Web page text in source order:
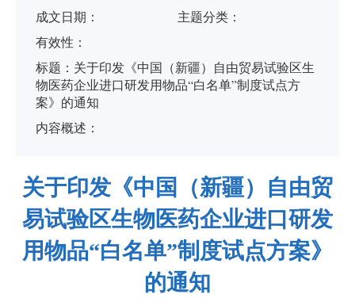
成文日期：
主题分类：
有效性：
标题： 关于印发《中国（新疆）自由贸易试验区生
物医药企业进口研发用物品“白名单”制度试点方
案》的通知
内容概述：
关于印发《中国（新疆）自由贸
易试验区生物医药企业进口研发
用物品“白名单”制度试点方案》
的通知